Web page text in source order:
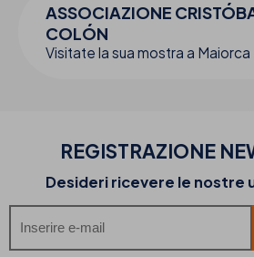
ASSOCIAZIONE
COLÓN
Visitate la sua mostra a Maiorca
REGISTRAZIONE
Desideri ricevere le nostre